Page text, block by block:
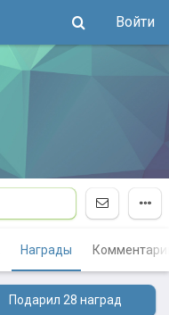
Войти
Награды
Подарил 28 наград